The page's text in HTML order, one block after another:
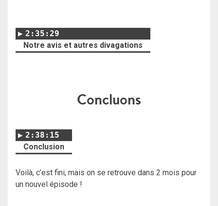
2:35:29
Notre avis et autres divagations
Concluons
2:38:15
Conclusion
Voilà, c’est fini, mais on se retrouve dans 2 mois pour
un nouvel épisode !